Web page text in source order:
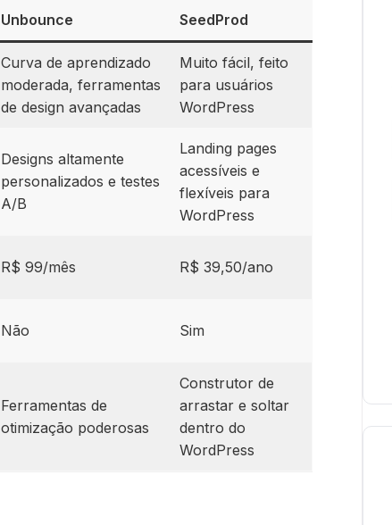
Unbounce SeedProd
Curva de aprendizado
moderada, ferramentas
de design avançadas
Muito fácil, feito
para usuários
WordPress
Designs altamente
personalizados e testes
A/B
Landing pages
acessíveis e
flexíveis para
WordPress
R$ 99/mês R$ 39,50/ano
Não Sim
Ferramentas de
otimização poderosas
Construtor de
arrastar e soltar
dentro do
WordPress